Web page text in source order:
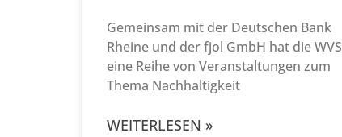
Gemeinsam mit der Deutschen Bank
Rheine und der fjol GmbH hat die WVS
eine Reihe von Veranstaltungen zum
Thema Nachhaltigkeit
WEITERLESEN »